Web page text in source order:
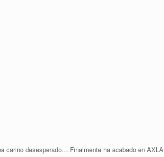
cariño desesperado… Finalmente ha acabado en AXLA